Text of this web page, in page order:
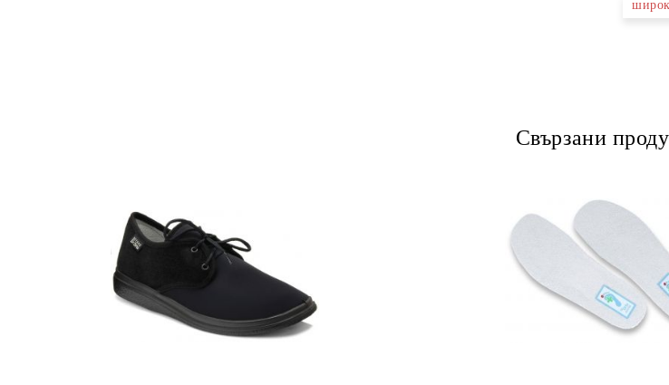
Свързани